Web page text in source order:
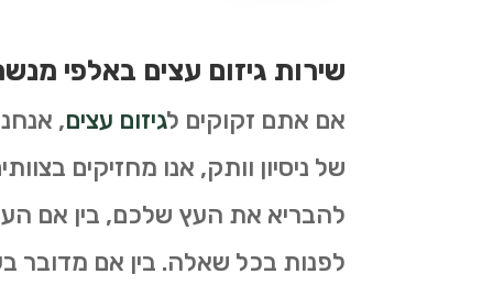
שירות גיזום עצים באלפי
אם אתם זקוקים לגיזום עצים,
של ניסיון וותק, אנו מחזיקים
להבריא את העץ שלכם, בין אם
לפנות בכל שאלה. בין אם מדובר